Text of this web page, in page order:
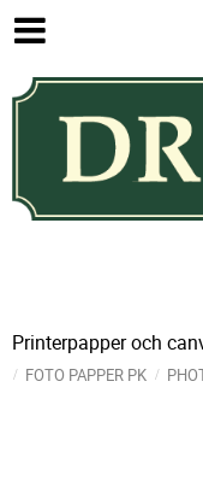
Printerpapper och
FOTO PAPPER PK